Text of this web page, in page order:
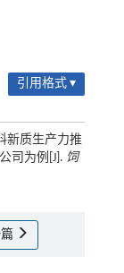
引用格式 ▾
新质生产力推
司为例[J]. 饲
篇